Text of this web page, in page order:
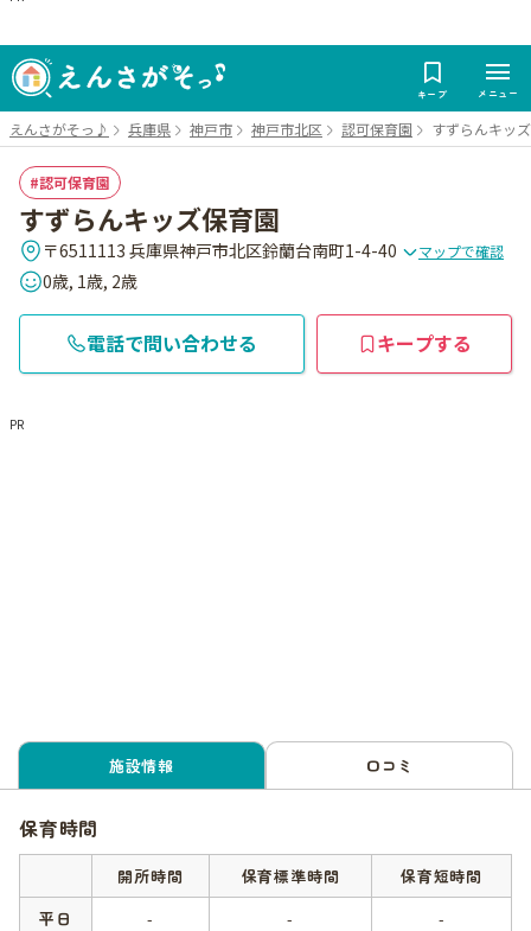
キープ メニュー
えんさがそっ♪ 兵庫県 神戸市 神戸市北区 認可保育園 すずらんキッ
認可保育園
すずらんキッズ保育園
〒6511113 兵庫県神戸市北区鈴蘭台南町1-4-40 マップで確認
0歳, 1歳, 2歳
電話で問い合わせる キープする
PR
施設情報 口コミ
保育時間
開所時間 保育標準時間
保育短時間
平日
- -
-